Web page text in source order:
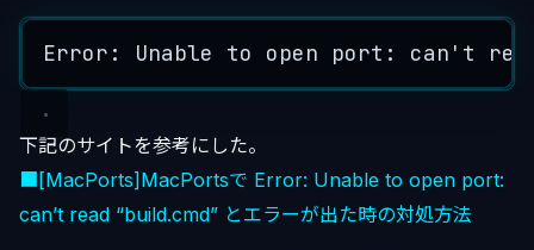
Error: Unable to open port: can ' t
下記のサイトを参考にした。
■[MacPorts]MacPortsで Error: Unable to open port:
can’t read “build.cmd” とエラーが出た時の対処方法